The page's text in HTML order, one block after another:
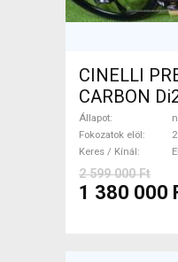
CINELLI
CARBON
1of50 0km
tárcsafék
ELADÓ
Állapot
Fokozatok elöl
2
Keres / Kínál
2 599 000 Ft
1 380 000